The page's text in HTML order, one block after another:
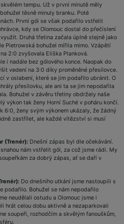
tempu. Už v první minutě měly
těsně minuly branku. Poté
První gól se však podařilo vstřelit
kdy se Olomouc dostal do přečíslení
Druhá třetina začala úplně stejně jako
Pietrowská bohužel mířila mimo. Vzápětí
2:0 zvyšovala Eliška Planková.
i nadále bez gólového konce. Naopak do
vedení na 3:0 díky proměněné přesilovce.
v oslabení, které se jim podařilo ubránit. O
přesilovku, ale ani ta se jim nepodařila
Bohužel v závěru třetiny obdržely naše
výkon tak ženy Horní Suché v poháru končí.
ženy svým výkonem ukázaly, že žádný
zastřílet, ale každé vítězství si musí
(Trenér): Dnešní zápas byl dle očekávání.
nám vstřelit gól, za což jsme rádi. My
za dobrý zápas, ať se daří v
Do dnešního utkání jsme nastoupili s
podařilo. Bohužel se nám nepodařilo
neudělali ostudu a Olomouc jsme i
hrát celou dobu aktivně a nezaparkovali
soupeři, rozhodčím a skvělým fanouškům,